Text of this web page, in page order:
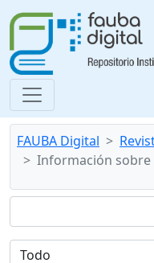
FAUBA Digital
Información sobre